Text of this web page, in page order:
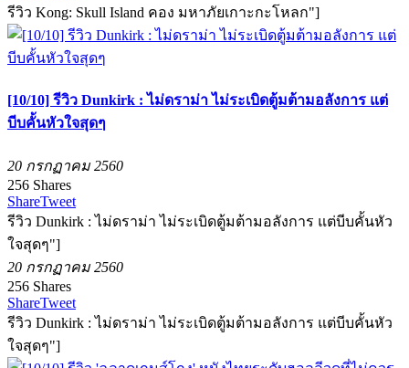
รีวิว Kong: Skull Island คอง มหาภัยเกาะกะโหลก"]
[10/10] รีวิว Dunkirk : ไม่ดราม่า ไม่ระเบิดตู้มต้ามอลังการ แต่
บีบคั้นหัวใจสุดๆ
20 กรกฏาคม 2560
256 Shares
ShareTweet
รีวิว Dunkirk : ไม่ดราม่า ไม่ระเบิดตู้มต้ามอลังการ แต่บีบคั้นหัว
ใจสุดๆ"]
20 กรกฏาคม 2560
256 Shares
ShareTweet
รีวิว Dunkirk : ไม่ดราม่า ไม่ระเบิดตู้มต้ามอลังการ แต่บีบคั้นหัว
ใจสุดๆ"]